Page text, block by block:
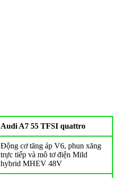
Audi A7 55 TFSI quattro
Động cơ tăng áp V6, phun xăng
trực tiếp và mô tơ điện Mild
hybrid MHEV 48V